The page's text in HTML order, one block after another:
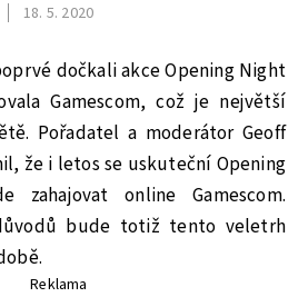
18. 5. 2020
dočkali akce Opening Night
Gamescom, což je největší
Pořadatel a moderátor Geoff
že i letos se uskuteční Opening
online Gamescom.
bude totiž tento veletrh
Reklama